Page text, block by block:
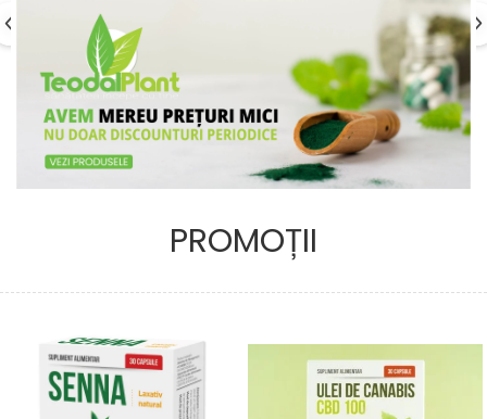
PROMOȚII